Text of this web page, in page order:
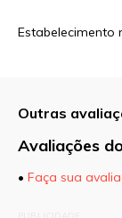
Estabelecimento
Outras
Avaliações
• Faça sua